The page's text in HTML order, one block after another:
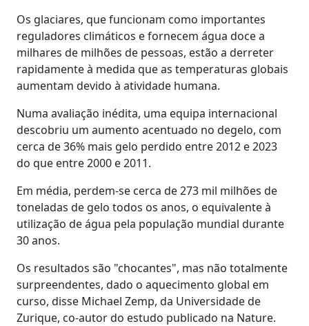
Os glaciares, que funcionam como importantes
reguladores climáticos e fornecem água doce a
milhares de milhões de pessoas, estão a derreter
rapidamente à medida que as temperaturas globais
aumentam devido à atividade humana.
Numa avaliação inédita, uma equipa internacional
descobriu um aumento acentuado no degelo, com
cerca de 36% mais gelo perdido entre 2012 e 2023
do que entre 2000 e 2011.
Em média, perdem-se cerca de 273 mil milhões de
toneladas de gelo todos os anos, o equivalente à
utilização de água pela população mundial durante
30 anos.
Os resultados são "chocantes", mas não totalmente
surpreendentes, dado o aquecimento global em
curso, disse Michael Zemp, da Universidade de
Zurique, co-autor do estudo publicado na Nature.